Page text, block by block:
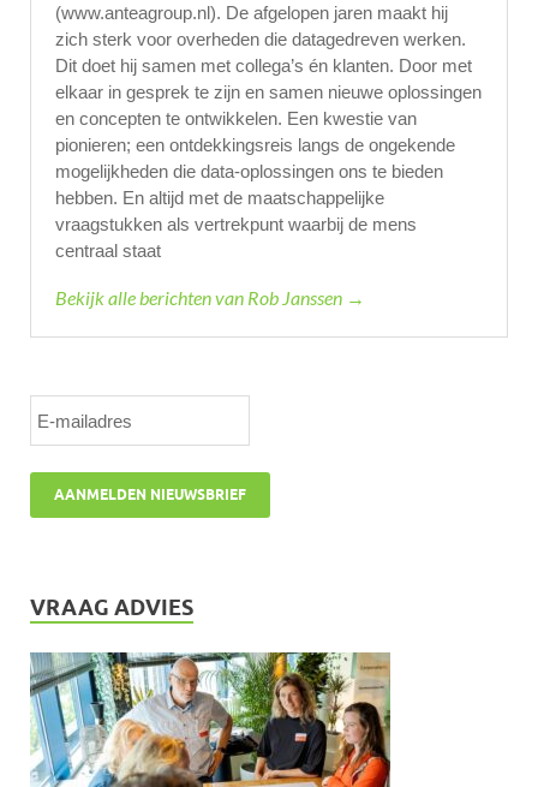
(www.anteagroup.nl). De afgelopen jaren maakt hij
zich sterk voor overheden die datagedreven werken.
Dit doet hij samen met collega’s én klanten. Door met
elkaar in gesprek te zijn en samen nieuwe oplossingen
en concepten te ontwikkelen. Een kwestie van
pionieren; een ontdekkingsreis langs de ongekende
mogelijkheden die data-oplossingen ons te bieden
hebben. En altijd met de maatschappelijke
vraagstukken als vertrekpunt waarbij de mens
centraal staat
Bekijk alle berichten van Rob Janssen →
VRAAG ADVIES